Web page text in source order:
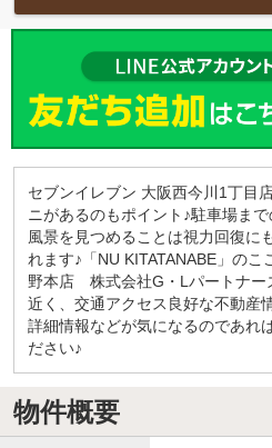
セブンイレブン 大阪西今川1丁目
ニがあるのもポイント♪駐車場ま
風景を見つめることは視力回復に
れます♪「NU KITATANABE」の
野本店 株式会社G・Lパートナー
近く、交通アクセス良好な不動産
詳細情報などが気になるのであれ
ださい♪
物件概要